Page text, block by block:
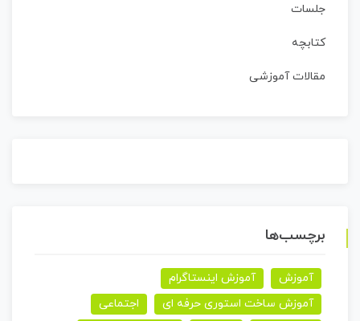
جلسات
کتابچه
مقالات آموزشی
برچسب‌ها
آموزش
آموزش اینستاگرام
آموزش ساخت استوری حرفه ای
اجتماعی